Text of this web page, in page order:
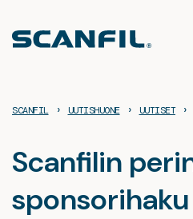
sisältöön
SCANFIL › UUTISHUONE › UUTISET ›
Scanfilin
sponsorihaku